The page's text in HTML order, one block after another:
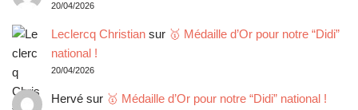
20/04/2026
Leclercq Christiansur 🥇 Médaille d’Or pour notre “Didi”
national !
20/04/2026
Hervésur 🥇 Médaille d’Or pour notre “Didi” national !